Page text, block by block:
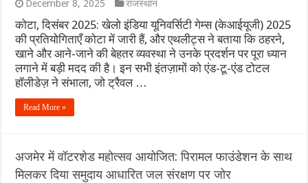
December 8, 2025 राजस्थान
कोटा, दिसंबर 2025: खेलो इंडिया यूनिवर्सिटी गेम्स (केआईयूजी) 2025
की प्रतियोगिताएँ कोटा में जारी हैं, और एथलीट्स ने बताया कि ठहरने,
खाने और आने-जाने की बेहतर व्यवस्था ने उनके प्रदर्शन पर पूरा ध्यान
लगाने में बड़ी मदद की है। इन सभी इंतज़ामों को एंड-टू-एंड टोटल
हॉलीडेज़ ने संभाला, जो ट्रैवल …
Read More »
अजमेर में वॉटरशेड महोत्सव आयोजित: पिरामल फाउंडेशन के साथ
मिलकर दिया समुदाय आधारित जल संरक्षण पर जोर